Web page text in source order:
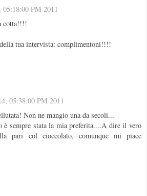
05:18:00 PM 2011
cotta!!!!
tua intervista: complimentoni!!!!
05:38:00 PM 2011
Non ne mangio una da secoli...
è sempre stata la mia preferita....A dire il vero
pari col cioccolato, comunque mi piace